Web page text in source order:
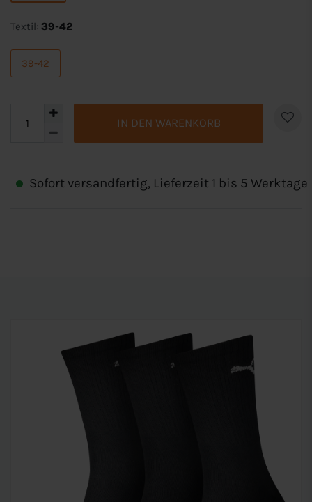
Textil: 39-42
39-42
IN DEN WARENKORB
Sofort versandfertig, Lieferzeit 1 bis 5 Werktage